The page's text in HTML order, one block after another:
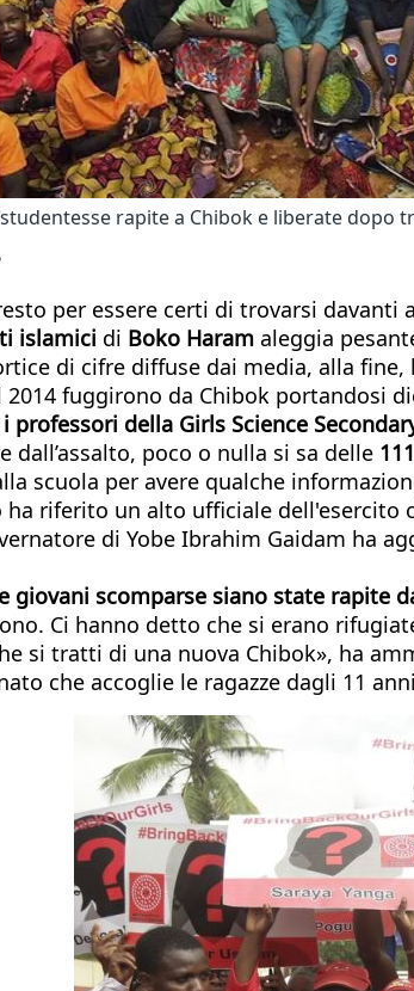
rapite a Chibok e liberate dopo
per essere certi di trovarsi davanti a
islamici di Boko Haram aleggia
di cifre diffuse dai media, alla
2014 fuggirono da Chibok portandosi
professori della Girls Science
dall’assalto, poco o nulla si sa delle
scuola per avere qualche
ha riferito un alto ufficiale dell'esercito
di Yobe Ibrahim Gaidam ha
giovani scomparse siano state rapite
Ci hanno detto che si erano
si tratti di una nuova Chibok», ha
che accoglie le ragazze dagli 11